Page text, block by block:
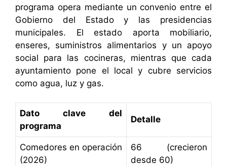
programa opera mediante un convenio entre el
Gobierno del Estado y las presidencias
municipales. El estado aporta mobiliario,
enseres, suministros alimentarios y un apoyo
social para las cocineras, mientras que cada
ayuntamiento pone el local y cubre servicios
como agua, luz y gas.
Dato clave del
programa
Detalle
Comedores en operación
(2026)
66 (crecieron
desde 60)